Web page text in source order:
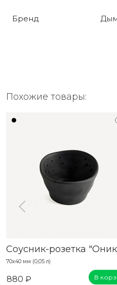
Бренд
Похожие товары:
Соусник-розетка
70х40 мм (0,05 л)
880 ₽ В